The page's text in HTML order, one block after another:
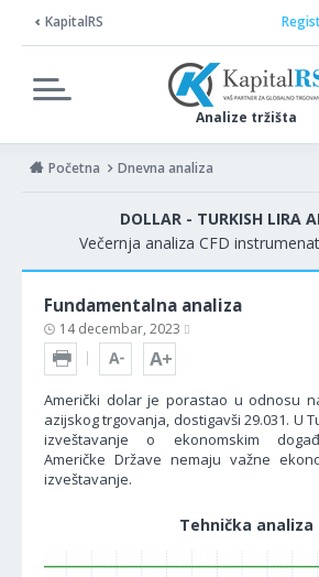
KapitalRS
Analize tržišta
Početna Dnevna analiza
DOLLAR - TURKISH LIRA
Večernja analiza CFD
Fundamentalna analiza
14 decembar, 2023
Američki dolar je porastao u odnosu
azijskog trgovanja, dostigavši 29.031. U
izveštavanje o ekonomskim
Američke Države nemaju važne
izveštavanje.
Tehnička analiza